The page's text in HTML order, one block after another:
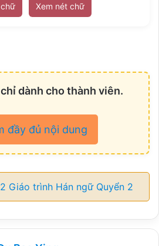
Xem nét chữ
dành cho thành viên.
đầy đủ nội dung
Giáo trình Hán ngữ Quyển 2